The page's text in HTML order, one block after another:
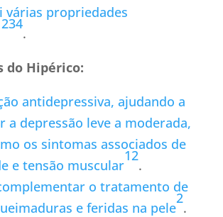
várias propriedades
234
.
do Hipérico:
antidepressiva, ajudando a
a depressão leve a moderada,
os sintomas associados de
e tensão muscular
12
.
o tratamento de
e feridas na pele
2
.